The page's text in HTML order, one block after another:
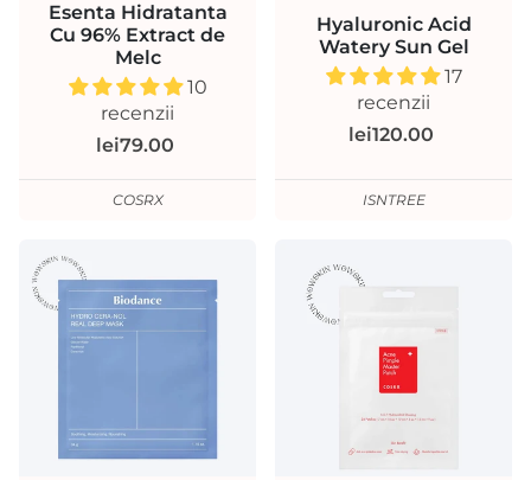
Esenta Hidratanta
Cu 96% Extract de
Melc
10
recenzii
lei79.00
COSRX
Hyaluronic Acid
Watery Sun Gel
17
recenzii
lei120.00
ISNTREE